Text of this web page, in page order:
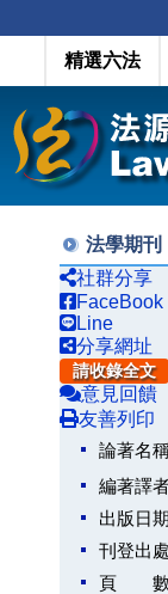
精選六法
法學期刊
社群分享
FaceBook
Line
分享網址
請收錄全文
意見回饋
友善列印
論著名稱
編著譯者
出版日期
刊登出處
頁 數